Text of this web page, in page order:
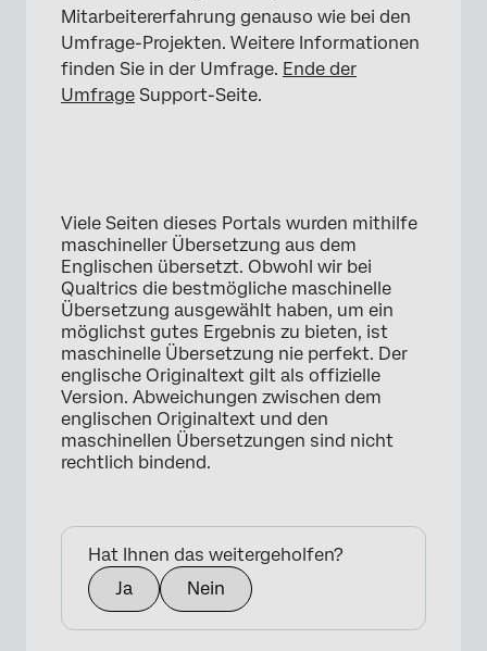
×
Mitarbeitererfahrung genauso wie bei den
Umfrage-Projekten. Weitere Informationen
finden Sie in der Umfrage. Ende der
Umfrage Support-Seite.
Viele Seiten dieses Portals wurden mithilfe
maschineller Übersetzung aus dem
Englischen übersetzt. Obwohl wir bei
Qualtrics die bestmögliche maschinelle
Übersetzung ausgewählt haben, um ein
möglichst gutes Ergebnis zu bieten, ist
maschinelle Übersetzung nie perfekt. Der
englische Originaltext gilt als offizielle
Version. Abweichungen zwischen dem
englischen Originaltext und den
maschinellen Übersetzungen sind nicht
rechtlich bindend.
Hat Ihnen das weitergeholfen?
Ja
Nein